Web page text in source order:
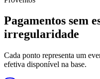
Pagamentos sem
irregularidade
Cada ponto representa um
efetiva disponível na base.